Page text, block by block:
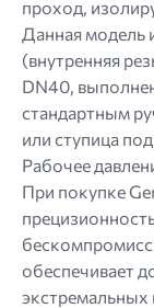
проход,
Данная модель
(внутренняя
DN40,
стандартным
или ступица
Рабочее
При покупке
обеспечивает
экстремальных